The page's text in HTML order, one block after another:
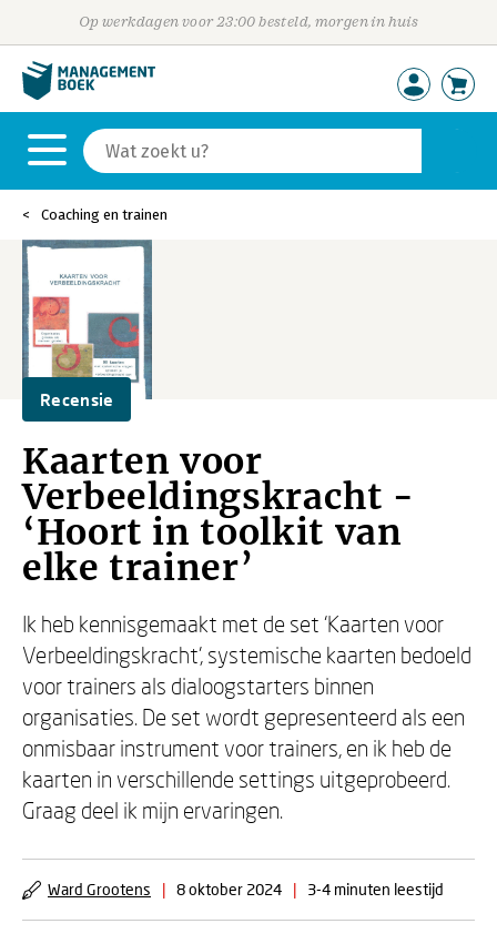
Op werkdagen voor 23:00 besteld, morgen in huis
Coaching en trainen
Recensie
Kaarten voor
Verbeeldingskracht -
‘Hoort in toolkit van
elke trainer’
Ik heb kennisgemaakt met de set ‘Kaarten voor
Verbeeldingskracht’, systemische kaarten bedoeld
voor trainers als dialoogstarters binnen
organisaties. De set wordt gepresenteerd als een
onmisbaar instrument voor trainers, en ik heb de
kaarten in verschillende settings uitgeprobeerd.
Graag deel ik mijn ervaringen.
Ward Grootens | 8 oktober 2024 | 3-4 minuten leestijd